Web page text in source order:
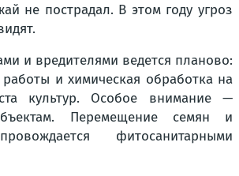
не пострадал. В этом году угроз
и вредителями ведется планово:
работы и химическая обработка на
культур. Особое внимание —
Перемещение семян и
фитосанитарными